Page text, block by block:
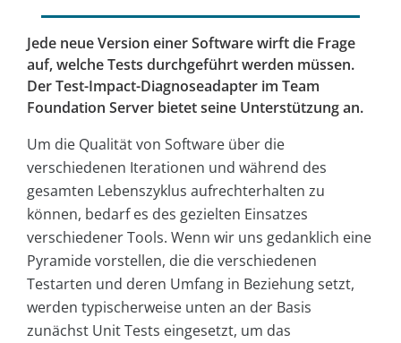
Jede neue Version einer Software wirft die Frage
auf, welche Tests durchgeführt werden müssen.
Der Test-Impact-Diagnoseadapter im Team
Foundation Server bietet seine Unterstützung an.
Um die Qualität von Software über die
verschiedenen Iterationen und während des
gesamten Lebenszyklus aufrechterhalten zu
können, bedarf es des gezielten Einsatzes
verschiedener Tools. Wenn wir uns gedanklich eine
Pyramide vorstellen, die die verschiedenen
Testarten und deren Umfang in Beziehung setzt,
werden typischerweise unten an der Basis
zunächst Unit Tests eingesetzt, um das